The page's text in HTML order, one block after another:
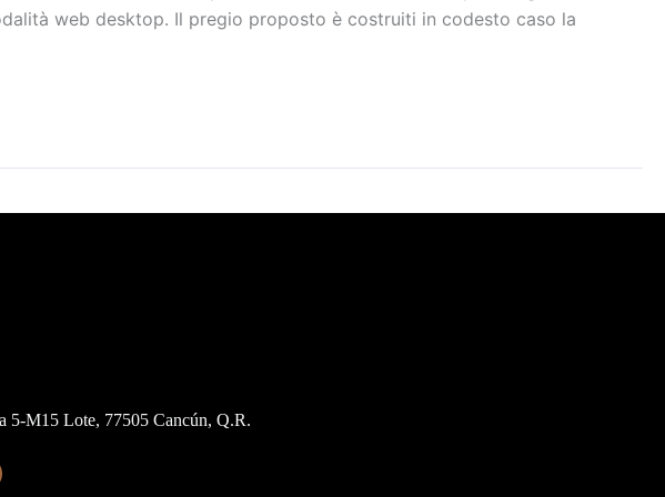
web desktop. Il pregio proposto è costruiti in codesto caso la
5-M15 Lote, 77505 Cancún, Q.R.